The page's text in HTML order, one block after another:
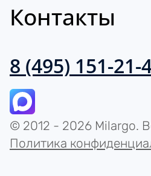
Контакты
8 (495) 151-21-
© 2012 - 2026 Milargo.
Политика